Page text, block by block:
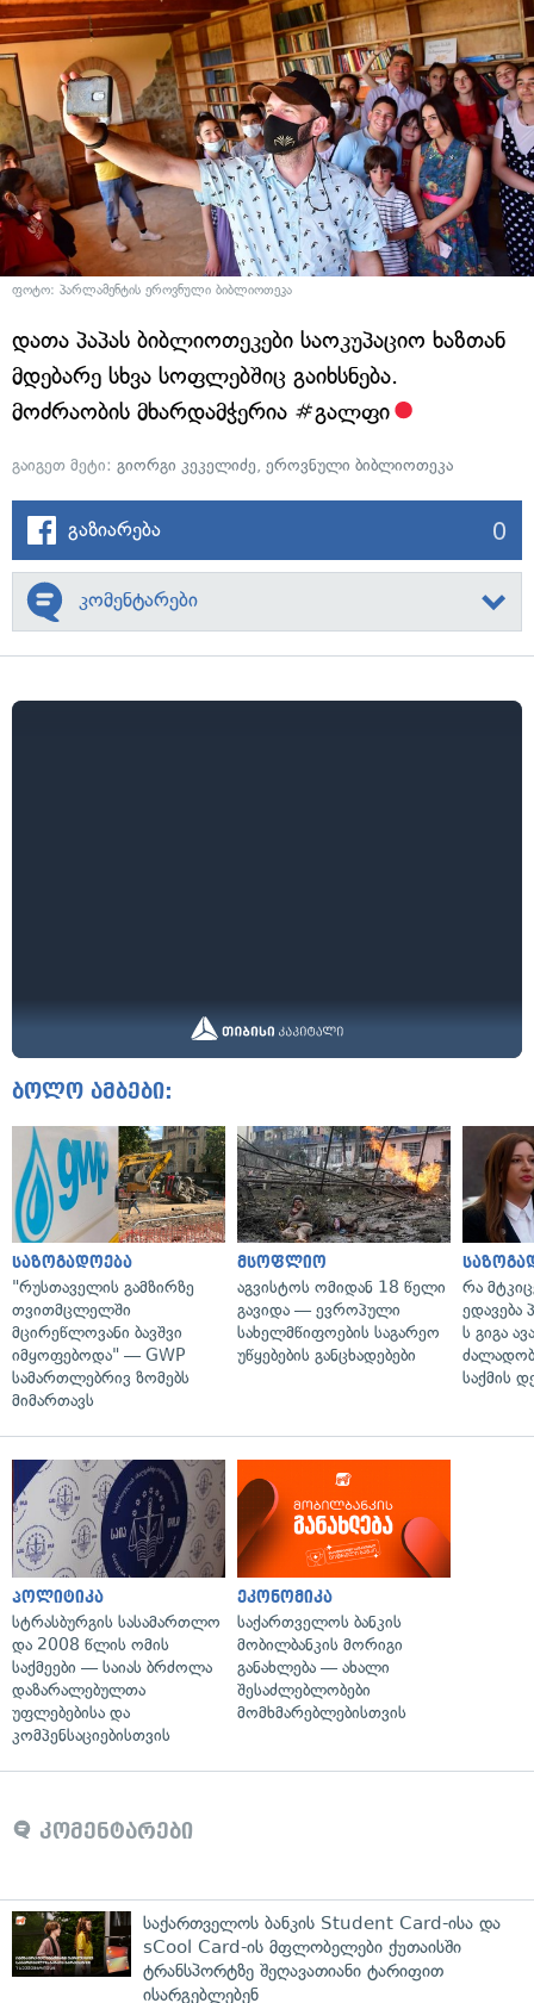
ფოტო: პარლამენტის ეროვნული ბიბლიოთეკა
დათა პაპას ბიბლიოთეკები საოკუპაციო ხაზთან
მდებარე სხვა სოფლებშიც გაიხსნება.
მოძრაობის მხარდამჭერია #გალფი
გაიგეთ მეტი: გიორგი კეკელიძე, ეროვნული ბიბლიოთეკა
გაზიარება 0
კომენტარები
ბოლო ამბები:
საზოგადოება
"რუსთაველის გამზირზე
თვითმცლელში
მცირეწლოვანი ბავშვი
იმყოფებოდა" — GWP
სამართლებრივ ზომებს
მიმართავს
მსოფლიო
აგვისტოს ომიდან 18 წელი
გავიდა — ევროპული
სახელმწიფოების საგარეო
უწყებების განცხადებები
რა
ედავება
ს გიგა
საქმის
პოლიტიკა
სტრასბურგის სასამართლო
და 2008 წლის ომის
საქმეები — საიას ბრძოლა
დაზარალებულთა
უფლებებისა და
კომპენსაციებისთვის
ეკონომიკა
საქართველოს ბანკის
მობილბანკის მორიგი
განახლება — ახალი
შესაძლებლობები
მომხმარებლებისთვის
კომენტარები
საქართველოს ბანკის Student Card-ისა და
sCool Card-ის მფლობელები ქუთაისში
ტრანსპორტზე შეღავათიანი ტარიფით
ისარგებლებენ